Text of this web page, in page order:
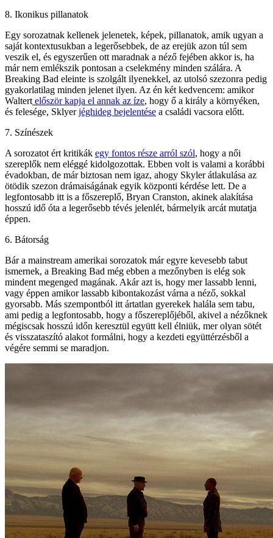
8. Ikonikus pillanatok
Egy sorozatnak kellenek jelenetek, képek, pillanatok, amik ugyan a
saját kontextusukban a legerősebbek, de az erejük azon túl sem
veszik el, és egyszerűen ott maradnak a néző fejében akkor is, ha
már nem emlékszik pontosan a cselekmény minden szálára. A
Breaking Bad eleinte is szolgált ilyenekkel, az utolsó szezonra pedig
gyakorlatilag minden jelenet ilyen. Az én két kedvencem: amikor
Waltertelőször kapja el annak az íze, hogy ő a király a környéken,
és felesége, Sklyerjéghideg bejelentése a családi vacsora előtt.
7. Színészek
A sorozatot ért kritikák egy fontos része arról szól, hogy a női
szereplők nem eléggé kidolgozottak. Ebben volt is valami a korábbi
évadokban, de már biztosan nem igaz, ahogy Skyler átlakulása az
ötödik szezon drámaiságának egyik központi kérdése lett. De a
legfontosabb itt is a főszereplő, Bryan Cranston, akinek alakítása
hosszú idő óta a legerősebb tévés jelenlét, bármelyik arcát mutatja
éppen.
6. Bátorság
Bár a mainstream amerikai sorozatok már egyre kevesebb tabut
ismernek, a Breaking Bad még ebben a mezőnyben is elég sok
mindent megenged magának. Akár azt is, hogy mer lassabb lenni,
vagy éppen amikor lassabb kibontakozást várna a néző, sokkal
gyorsabb. Más szempontból itt ártatlan gyerekek halála sem tabu,
ami pedig a legfontosabb, hogy a főszereplőjéből, akivel a nézőknek
mégiscsak hosszú időn keresztül együtt kell élniük, mer olyan sötét
és visszataszító alakot formálni, hogy a kezdeti együttérzésből a
végére semmi se maradjon.